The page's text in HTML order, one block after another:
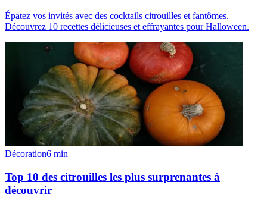
Épatez vos invités avec des cocktails citrouilles et fantômes.
Découvrez 10 recettes délicieuses et effrayantes pour Halloween.
Décoration6 min
Top 10 des citrouilles les plus surprenantes à
découvrir